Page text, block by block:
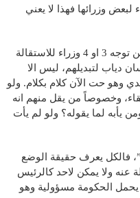
وزرائها فهذا لا يعني
وتلفت الاوساط الانتباه الى ان ما قيل خلال الساعات الماضية ايضاً عن توجه 3 او 4 وزراء للاستقالة
دياب لتبديلهم، ليس الا
وهو حت الآن كلام بكلام. ولو
وخصوصاً من يقل منهم انه
لما يقوله؟ ولو لم يأت
فالكل يعرف حقيقة الوضع
عنه ولا يمكن لاحد كالرئيس
يحمل الحكومة مسؤولية وهو